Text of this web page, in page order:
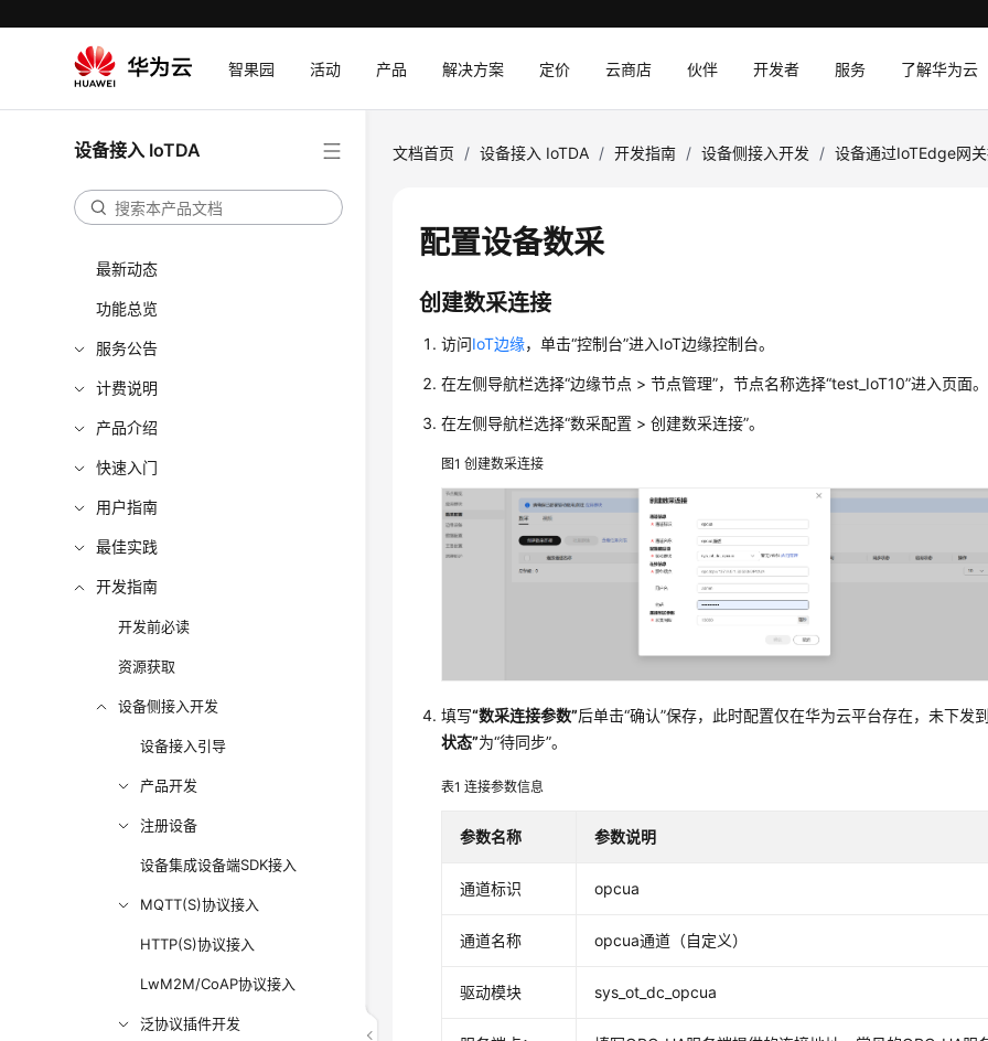
智果园 活动 产品 解决方案 定价 云商店 伙伴 开发者 服务 了解华为云
设备接入 IoTDA
最新动态
功能总览
服务公告
计费说明
产品介绍
快速入门
用户指南
最佳实践
开发指南
开发前必读
资源获取
设备侧接入开发
设备接入引导
产品开发
注册设备
设备集成设备端SDK接入
MQTT(S)协议接入
HTTP(S)协议接入
LwM2M/CoAP协议接入
泛协议插件开发
文档首页 / 设备接入 IoTDA / 开发指南 / 设备侧接入开发 / 设备通过IoTEdge网
配置设备数采
创建数采连接
访问IoT边缘，单击“控制台”进入IoT边缘控制台。
在左侧导航栏选择“边缘节点 > 节点管理”，节点名称选择“test_IoT10”进入页面。
在左侧导航栏选择“数采配置 > 创建数采连接”。
图1创建数采连接
填写“数采连接参数”后单击“确认”保存，此时配置仅在华为云平台存在，未下发
状态”为“待同步”。
表1连接参数信息
参数名称 参数说明
通道标识 opcua
通道名称 opcua通道（自定义）
驱动模块 sys_ot_dc_opcua